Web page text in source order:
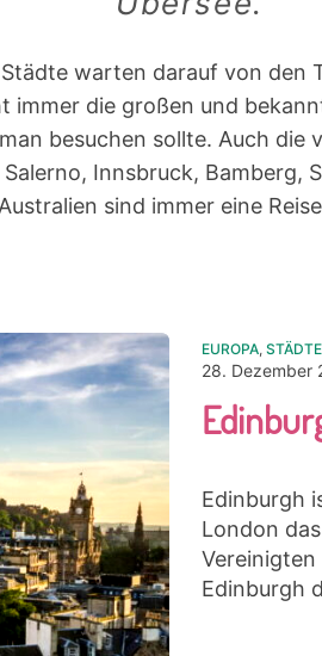
warten darauf von den
immer die großen und
besuchen sollte. Auch die
Innsbruck, Bamberg,
Australien sind immer eine
EUROPA, STÄDTE
28. Dezember
Edinburgh
London
Edinburgh